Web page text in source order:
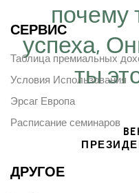
почему
успеха,
ты
СЕРВИС
Таблица премиальных
Условия Использования
Эрсаг Европа
Расписание семинаров
ДРУГОЕ